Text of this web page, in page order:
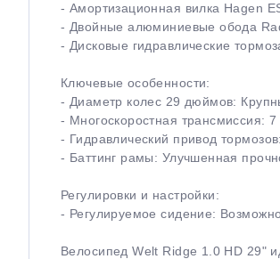
- Амортизационная вилка Hagen
- Двойные алюминиевые обода
- Дисковые гидравлические
Ключевые особенности:
- Диаметр колес 29 дюймов:
- Многоскоростная трансмиссия:
- Гидравлический привод
- Баттинг рамы: Улучшенная
Регулировки и настройки:
- Регулируемое сидение:
Велосипед Welt Ridge 1.0 HD 29"